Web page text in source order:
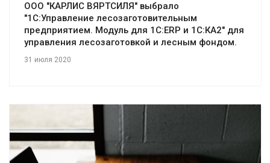
ООО "КАРЛИС ВЯРТСИЛЯ" выбрало
"1С:Управление лесозаготовительным
предприятием. Модуль для 1С:ERP и 1С:КА2" для
управления лесозаготовкой и лесным фондом.
31 июля 2020